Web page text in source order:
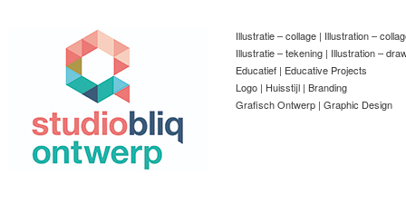
Illustratie – collage | Illustration –
Illustratie – tekening | Illustration –
Educatief | Educative Projects
Logo | Huisstijl | Branding
Grafisch Ontwerp | Graphic Design